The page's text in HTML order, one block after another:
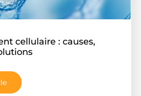
cellulaire : causes,